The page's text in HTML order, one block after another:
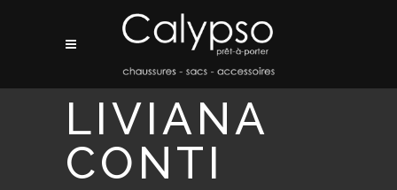
LIVIANA
CONTI